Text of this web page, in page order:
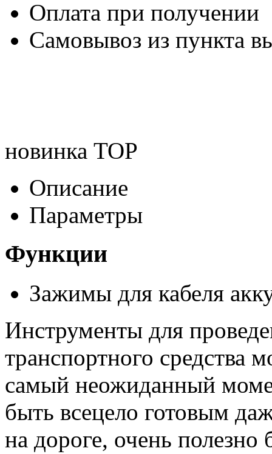
Оплата при получении
Самовывоз из пункта
новинка TOP
Описание
Параметры
Функции
Зажимы для кабеля
Инструменты для
транспортного средства
самый неожиданный
быть всецело готовым
на дороге, очень полезно